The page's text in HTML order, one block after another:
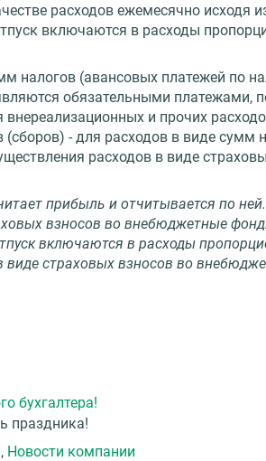
расходов ежемесячно исходя
включаются в расходы
налогов (авансовых платежей по
обязательными платежами,
и прочих
- для расходов в виде
расходов в виде
прибыль и отчитывается по
взносов во внебюджетные
включаются в расходы
виде страховых взносов во
бухгалтера!
праздника!
, Новости компании